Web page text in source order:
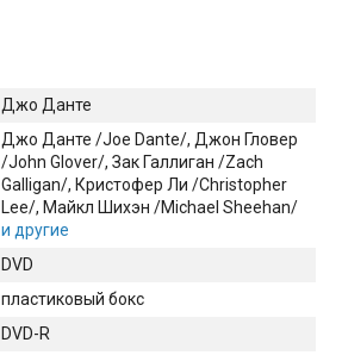
Джо Данте
Джо Данте /Joe Dante/, Джон Гловер
/John Glover/, Зак Галлиган /Zach
Galligan/, Кристофер Ли /Christopher
Lee/, Майкл Шихэн /Michael Sheehan/
и другие
DVD
пластиковый бокс
DVD-R